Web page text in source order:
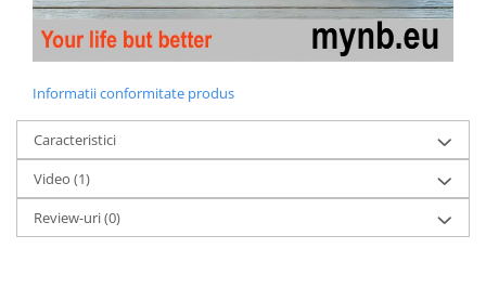
Informatii conformitate produs
Caracteristici
Video (1)
Review-uri(0)